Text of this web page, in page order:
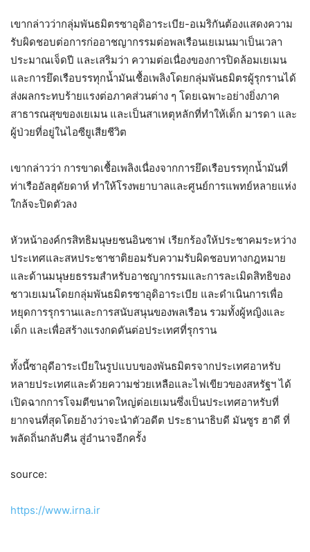
เขากล่าวว่ากลุ่มพันธมิตรซาอุดิอาระเบีย-อเมริกันต้องแสดงความ
รับผิดชอบต่อการก่ออาชญากรรมต่อพลเรือนเยเมนมาเป็นเวลา
ประมาณเจ็ดปี และเสริมว่า ความต่อเนื่องของการปิดล้อมเยเมน
และการยึดเรือบรรทุกน้ำมันเชื้อเพลิงโดยกลุ่มพันธมิตรผู้รุกรานได้
ส่งผลกระทบร้ายแรงต่อภาคส่วนต่าง ๆ โดยเฉพาะอย่างยิ่งภาค
สาธารณสุขของเยเมน และเป็นสาเหตุหลักที่ทำให้เด็ก มารดา และ
ผู้ป่วยที่อยู่ในไอซียูเสียชีวิต
เขากล่าวว่า การขาดเชื้อเพลิงเนื่องจากการยึดเรือบรรทุกน้ำมันที่
ท่าเรืออัลฮุดัยดาห์ ทำให้โรงพยาบาลและศูนย์การแพทย์หลายแห่ง
ใกล้จะปิดตัวลง
หัวหน้าองค์กรสิทธิมนุษยชนอินซาฟ เรียกร้องให้ประชาคมระหว่าง
ประเทศและสหประชาชาติยอมรับความรับผิดชอบทางกฎหมาย
และด้านมนุษยธรรมสำหรับอาชญากรรมและการละเมิดสิทธิของ
ชาวเยเมนโดยกลุ่มพันธมิตรซาอุดิอาระเบีย และดำเนินการเพื่อ
หยุดการรุกรานและการสนับสนุนของพลเรือน รวมทั้งผู้หญิงและ
เด็ก และเพื่อสร้างแรงกดดันต่อประเทศที่รุกราน
ทั้งนี้ซาอุดีอาระเบียในรูปแบบของพันธมิตรจากประเทศอาหรับ
หลายประเทศและด้วยความช่วยเหลือและไฟเขียวของสหรัฐฯ ได้
เปิดฉากการโจมตีขนาดใหญ่ต่อเยเมนซึ่งเป็นประเทศอาหรับที่
ยากจนที่สุดโดยอ้างว่าจะนำตัวอดีต ประธานาธิบดี มันซูร ฮาดี ที่
พลัดถิ่นกลับคืน สู่อำนาจอีกครั้ง
source:
https://www.irna.ir